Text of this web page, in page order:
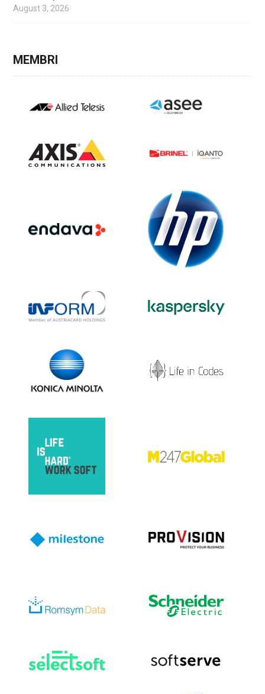
August 3, 2026
MEMBRI